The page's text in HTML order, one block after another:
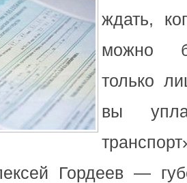
ждать,
можно
только
вы
Гордеев —